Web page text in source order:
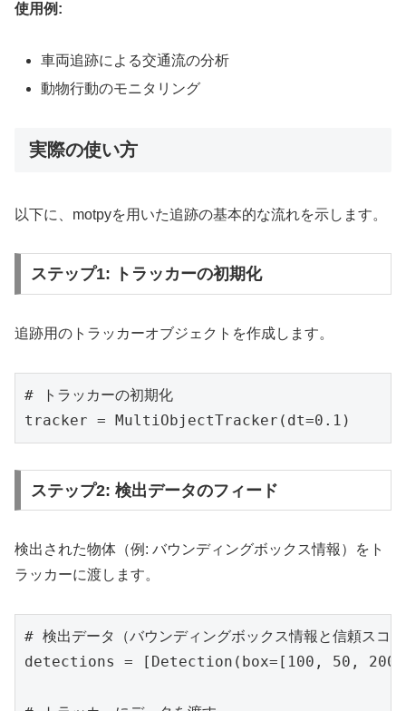
使用例:
車両追跡による交通流の分析
動物行動のモニタリング
実際の使い方
以下に、motpyを用いた追跡の基本的な流れを示します。
ステップ1: トラッカーの初期化
追跡用のトラッカーオブジェクトを作成します。
# トラッカーの初期化
tracker = MultiObjectTracker(dt=0.1)
ステップ2: 検出データのフィード
検出された物体（例: バウンディングボックス情報）をト
ラッカーに渡します。
# 検出データ（バウンディングボックス情報と信頼スコ
detections = [Detection(box=[100, 50,